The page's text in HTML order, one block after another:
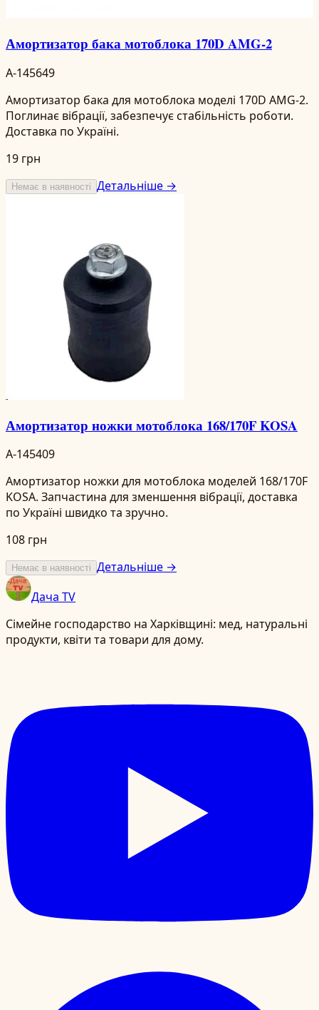
Амортизатор бака мотоблока 170D AMG-2
A-145649
Амортизатор бака для мотоблока моделі 170D AMG-2.
Поглинає вібрації, забезпечує стабільність роботи.
Доставка по Україні.
19 грн
Немає в наявності Детальніше →
Амортизатор ножки мотоблока 168/170F KOSA
A-145409
Амортизатор ножки для мотоблока моделей 168/170F
KOSA. Запчастина для зменшення вібрації, доставка
по Україні швидко та зручно.
108 грн
Немає в наявності Детальніше →
Дача TV
Сімейне господарство на Харківщині: мед, натуральні
продукти, квіти та товари для дому.